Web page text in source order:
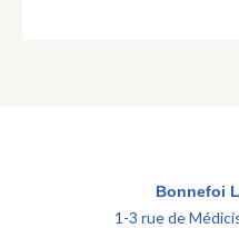
Bonnefoi
1-3 rue de